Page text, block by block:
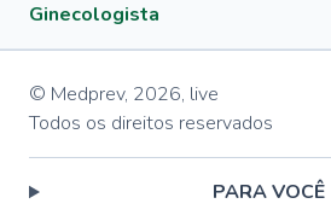
Ginecologista
© Medprev, 2026, live
Todos os direitos reservados
PARA VOCÊ